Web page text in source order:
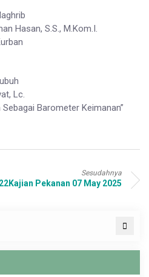
Hasan, S.S., M.Kom.I.
Lc.
Barometer Keimanan”
Sesudahnya
Kajian Pekanan 07 May 2025